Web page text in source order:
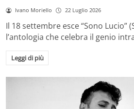
Ivano Moriello 22 Luglio 2026
Il 18 settembre esce “Sono Lucio”
l’antologia che celebra il genio
Leggi di più